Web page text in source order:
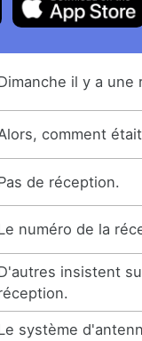
il y a une
comment
de réception.
numéro de la
insistent
système